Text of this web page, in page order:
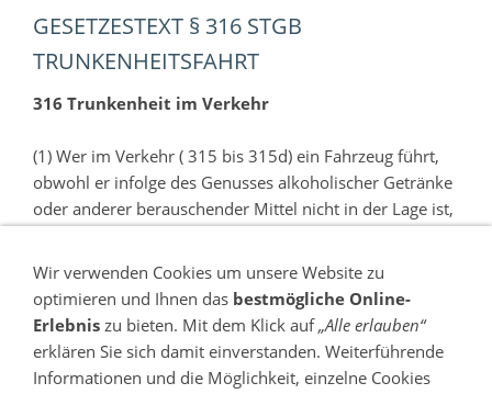
GESETZESTEXT § 316 STGB
TRUNKENHEITSFAHRT
316 Trunkenheit im Verkehr
(1) Wer im Verkehr ( 315 bis 315d) ein Fahrzeug führt,
obwohl er infolge des Genusses alkoholischer Getränke
oder anderer berauschender Mittel nicht in der Lage ist,
bis zu einem Jahr oder mit Geldstrafe bestraft, wenn die
Tat nicht in 315a oder 315c mit Strafe bedroht ist.
(2) Nach Absatz 1 wird auch bestraft, wer die Tat
fahrlässig begeht.
Wir verwenden Cookies um unsere Website zu
optimieren und Ihnen das bestmögliche Online-
Erlebnis zu bieten. Mit dem Klick auf„Alle erlauben“
erklären Sie sich damit einverstanden. Weiterführende
Informationen und die Möglichkeit, einzelne Cookies